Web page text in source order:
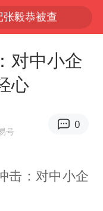
台风白海豚已进入24小时警戒线
茶”6岁了
四川宜宾市高县4.9级地震致1人死亡
万岁山NPC成功
交易异常波动
对中小企
心
号
0
击：对中小企